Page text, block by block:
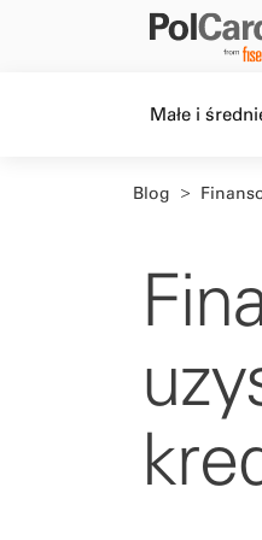
Level 1
Małe i
Blog